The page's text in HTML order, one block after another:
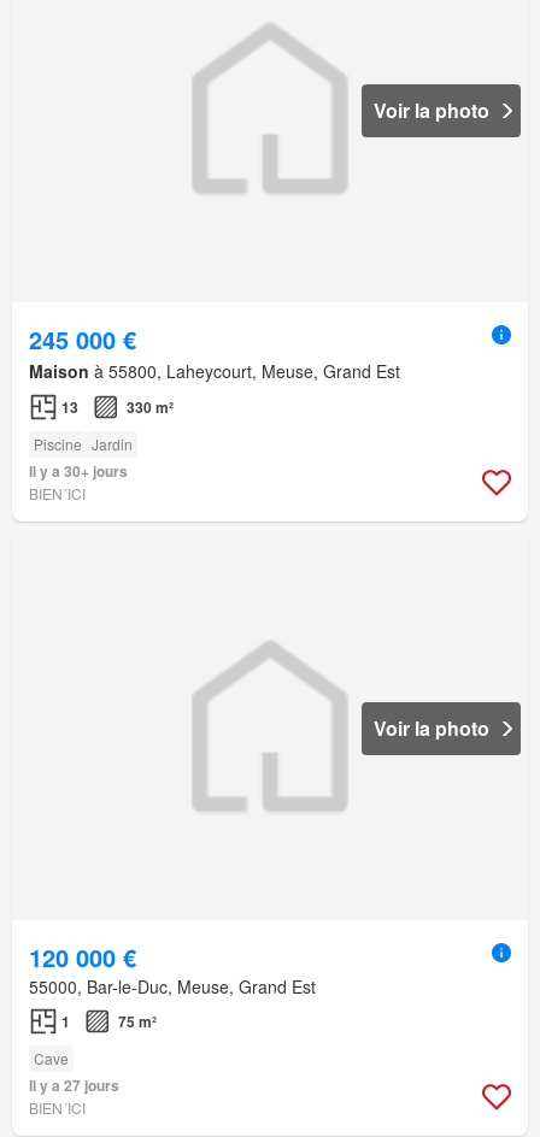
Voir la photo
245 000 €
Maison à 55800, Laheycourt, Meuse, Grand Est
13 330 m²
Piscine Jardin
Il y a 30+ jours
BIEN´ICI
Voir la photo
120 000 €
55000, Bar-le-Duc, Meuse, Grand Est
1 75 m²
Cave
Il y a 27 jours
BIEN´ICI